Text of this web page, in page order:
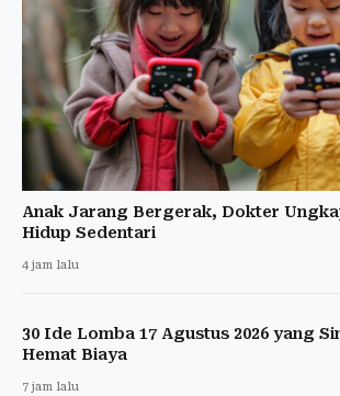
Anak Jarang Bergerak, Dokter
Hidup Sedentari
4 jam lalu
30 Ide Lomba 17 Agustus 2026 yang
Hemat Biaya
7 jam lalu